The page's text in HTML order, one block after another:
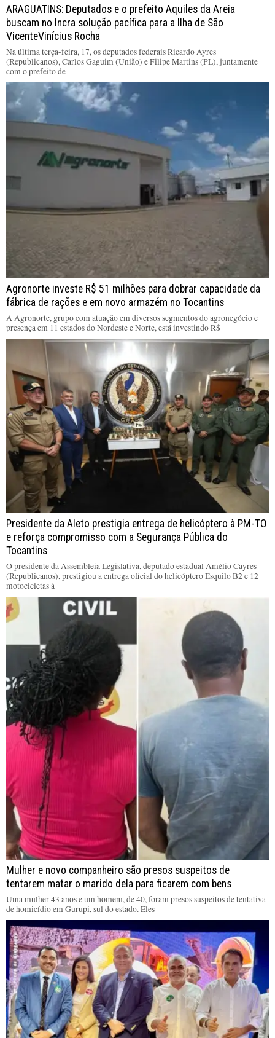
ARAGUATINS: Deputados e o prefeito Aquiles da Areia
buscam no Incra solução pacífica para a Ilha de São
VicenteVinícius Rocha
Na última terça-feira, 17, os deputados federais Ricardo Ayres
(Republicanos), Carlos Gaguim (União) e Filipe Martins (PL), juntamente
com o prefeito de
Agronorte investe R$ 51 milhões para dobrar capacidade da
fábrica de rações e em novo armazém no Tocantins
A Agronorte, grupo com atuação em diversos segmentos do agronegócio e
presença em 11 estados do Nordeste e Norte, está investindo R$
Presidente da Aleto prestigia entrega de helicóptero à PM-TO
e reforça compromisso com a Segurança Pública do
Tocantins
O presidente da Assembleia Legislativa, deputado estadual Amélio Cayres
(Republicanos), prestigiou a entrega oficial do helicóptero Esquilo B2 e 12
motocicletas à
Mulher e novo companheiro são presos suspeitos de
tentarem matar o marido dela para ficarem com bens
Uma mulher 43 anos e um homem, de 40, foram presos suspeitos de tentativa
de homicídio em Gurupi, sul do estado. Eles